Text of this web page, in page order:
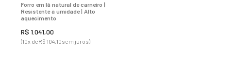
Forro em lã natural de carneiro |
Resistente à umidade | Alto
aquecimento
R$ 1 041,00
(10x deR$ 104, 10sem juros)